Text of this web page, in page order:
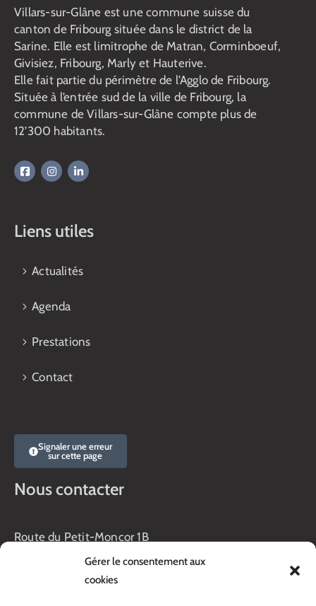
Gérer le consentement aux
cookies
Villars-sur-Glâne est une commune suisse du
canton de Fribourg située dans le district de la
Sarine. Elle est limitrophe de Matran, Corminboeuf,
Givisiez, Fribourg, Marly et Hauterive.
Elle fait partie du périmètre de l’Agglo de Fribourg.
Située à l’entrée sud de la ville de Fribourg, la
commune de Villars-sur-Glâne compte plus de
12’300 habitants.
Liens utiles
Actualités
Agenda
Prestations
Contact
Signaler une erreur
sur cette page
Nous contacter
Route du Petit-Moncor 1B
Case postale 176